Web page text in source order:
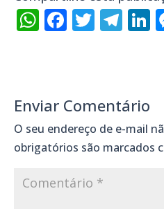
WhatsApp
Enviar Comentário
O seu endereço de e-mail
obrigatórios são marcados